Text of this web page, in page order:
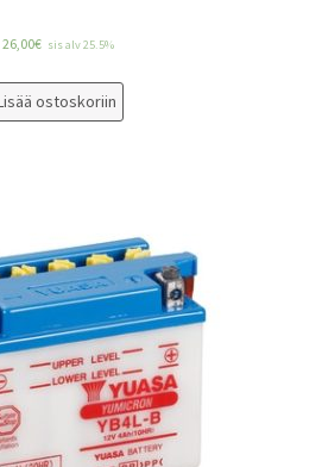
26,00€ sis alv 25.5%
ostoskoriin